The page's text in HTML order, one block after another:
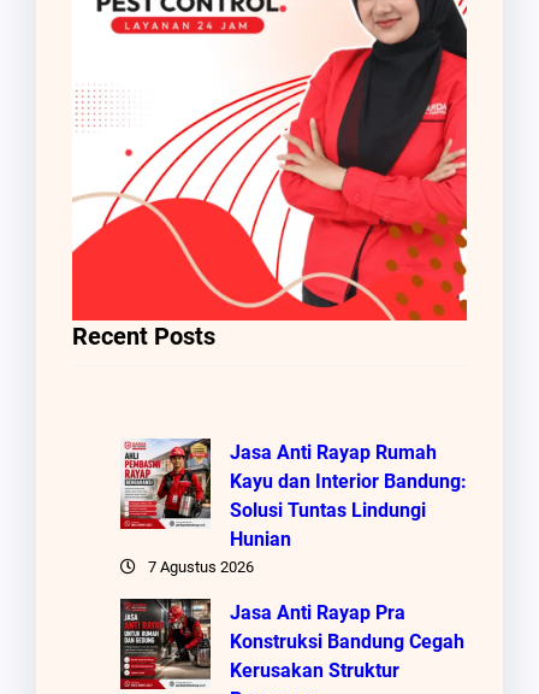
Recent Posts
Jasa Anti Rayap Rumah
Kayu dan Interior Bandung:
Solusi Tuntas Lindungi
Hunian
7 Agustus 2026
Jasa Anti Rayap Pra
Konstruksi Bandung Cegah
Kerusakan Struktur